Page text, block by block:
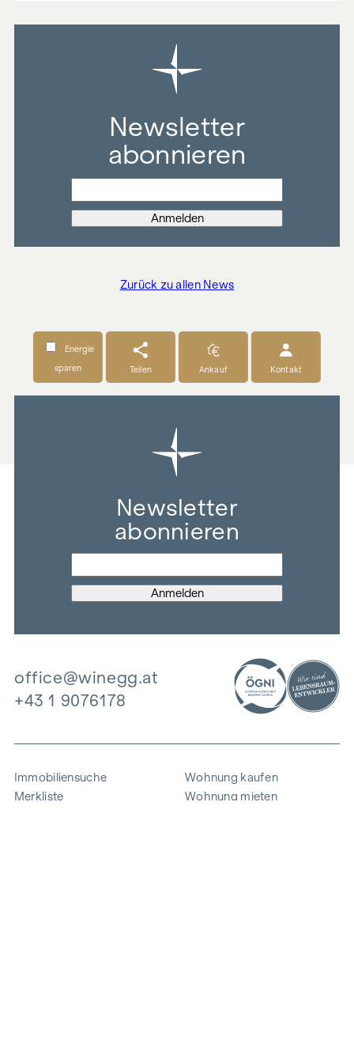
Newsletter
abonnieren
Zurück zu allen News
Energie
sparen
Teilen Ankauf Kontakt
Newsletter
abonnieren
office@winegg.at
+43 1 9076178
Immobiliensuche
Merkliste
Wohnung kaufen
Wohnung mieten